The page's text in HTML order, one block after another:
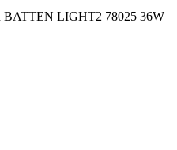
BATTEN LIGHT2 78025 36W